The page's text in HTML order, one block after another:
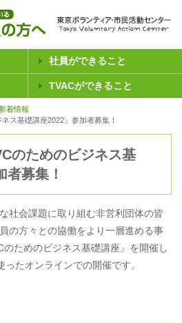
社員ができること
TVACができること
新着情報
ス基礎講座2022』参加者募集！
のためのビジネス基
者募集！
社会課題に取り組む非営利団体の皆
の方々との協働をより一層進める事
ためのビジネス基礎講座』を開催し
たオンラインでの開催です。